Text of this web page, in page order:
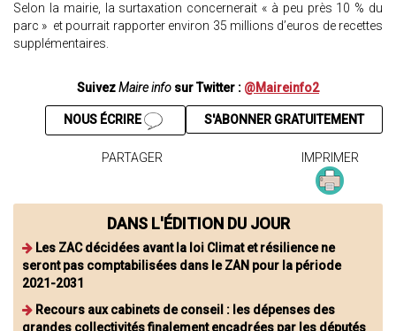
Selon la mairie, la surtaxation concernerait « à peu près 10 % du
parc » et pourrait rapporter environ 35 millions d’euros de recettes
supplémentaires.
SuivezMaire info sur Twitter : @Maireinfo2
S'ABONNER GRATUITEMENT
NOUS ÉCRIRE
PARTAGER IMPRIMER
DANS L'ÉDITION DU JOUR
Les ZAC décidées avant la loi Climat et résilience ne
seront pas comptabilisées dans le ZAN pour la période
2021-2031
Recours aux cabinets de conseil : les dépenses des
grandes collectivités finalement encadrées par les députés